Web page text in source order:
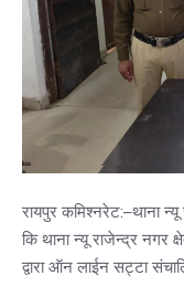
रायपुर कमिश्नरेट:–थाना
कि थाना न्यू राजेन्द्र नगर
द्वारा ऑन लाईन सट्टा